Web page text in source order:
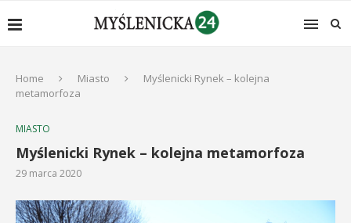
Home Miasto
Myślenicki Rynek – kolejna
metamorfoza
MIASTO
Myślenicki Rynek – kolejna metamorfoza
29 marca 2020